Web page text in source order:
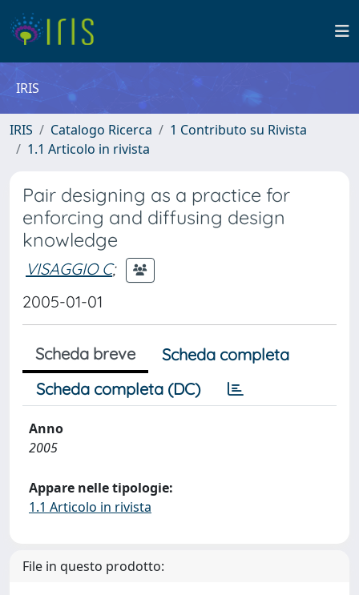
IRIS
IRIS Catalogo Ricerca
1 Contributo su Rivista
1.1 Articolo in rivista
Pair designing as a practice for
enforcing and diffusing design
knowledge
VISAGGIO C;
2005-01-01
Scheda breve
Scheda completa
Scheda completa (DC)
Anno
2005
Appare nelle tipologie:
1.1 Articolo in rivista
File in questo prodotto: